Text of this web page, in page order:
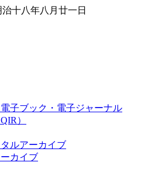
十八年八月廿一日
子ブック・電子ジャーナル
）
ルアーカイブ
カイブ